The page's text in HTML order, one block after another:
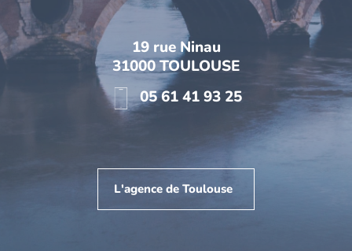
19 rue Ninau
31000 TOULOUSE
05 61 41 93 25
L'agence de Toulouse